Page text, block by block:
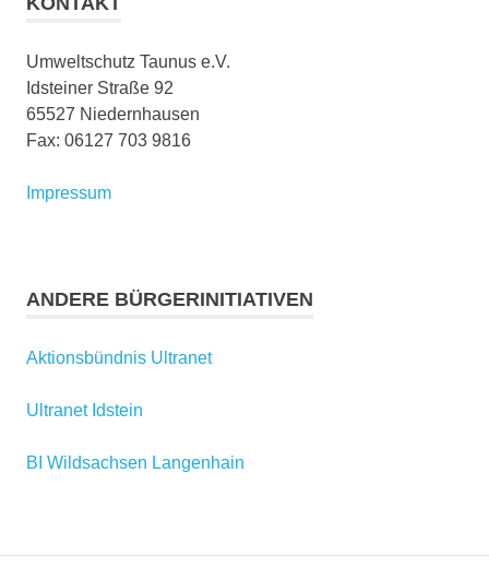
Umweltschutz Taunus e.V.
Idsteiner Straße 92
65527 Niedernhausen
Fax: 06127 703 9816
Impressum
ANDERE BÜRGERINITIATIVEN
Aktionsbündnis Ultranet
Ultranet Idstein
BI Wildsachsen Langenhain